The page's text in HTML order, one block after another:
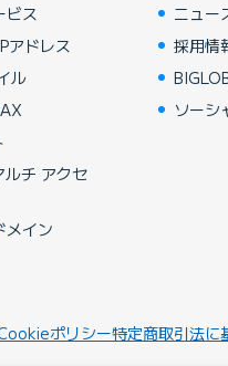
ビス
アドレス
ル
チ アクセ
メイン
ニュー
採用情
ソーシ
ポリシー特定商取引法に